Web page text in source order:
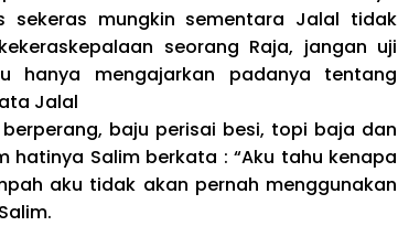
sekeras mungkin sementara Jalal tidak
seorang Raja, jangan uji
hanya mengajarkan padanya tentang
Jalal
baju perisai besi, topi baja dan
Salim berkata : “Aku tahu kenapa
aku tidak akan pernah menggunakan